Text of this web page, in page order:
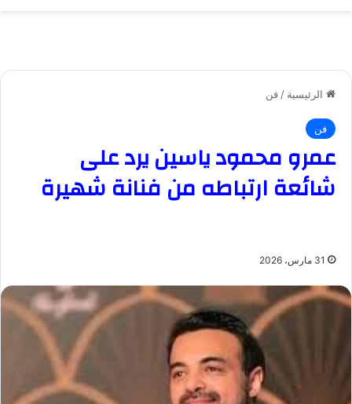
الرئيسية / فن
فن
عمرو محمود ياسين يرد على
شائعة ارتباطه من فنانة شهيرة
31 مارس، 2026